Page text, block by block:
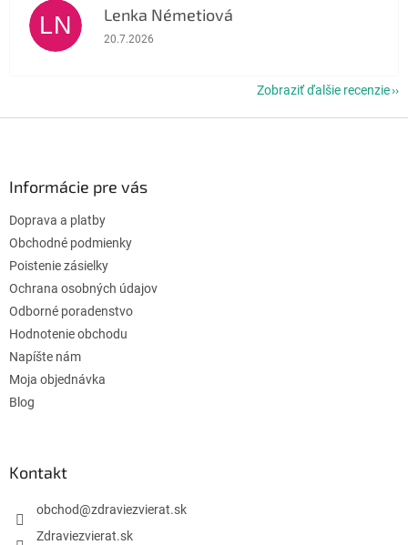
LN Lenka Németiová
Hodnotenie obchodu je 5 z 5 hviezdičiek.
20.7.2026
Zobraziť ďalšie recenzie
Informácie pre vás
Doprava a platby
Obchodné podmienky
Poistenie zásielky
Ochrana osobných údajov
Odborné poradenstvo
Hodnotenie obchodu
Napíšte nám
Moja objednávka
Blog
Kontakt
obchod@zdraviezvierat.sk
Zdraviezvierat.sk